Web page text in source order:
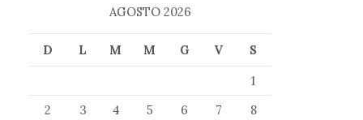
AGOSTO 2026
D L M M G V
S
1
2
3 4 5 6 7
8